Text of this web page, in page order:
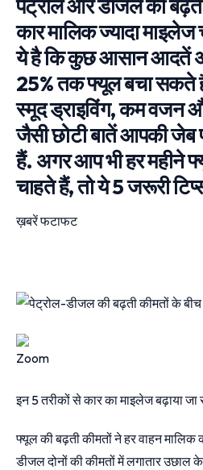
पेट्रोल और डीजल की
कार मालिक ज्यादा माइलेज
ये है कि कुछ आसान आदतें
25% तक फ्यूल बचा सकते
स्मूद ड्राइविंग, कम वजन
जैसी छोटी बातें आपकी जेब
हैं. अगर आप भी हर महीने
चाहते हैं, तो ये 5 जरूरी
ख़बरें फटाफट
इन 5 तरीकों से कार का माइलेज बढ़ाया
फ्यूल की बढ़ती कीमतों ने हर वाहन मालिक
डीजल दोनों की कीमतों में लगातार उछाल